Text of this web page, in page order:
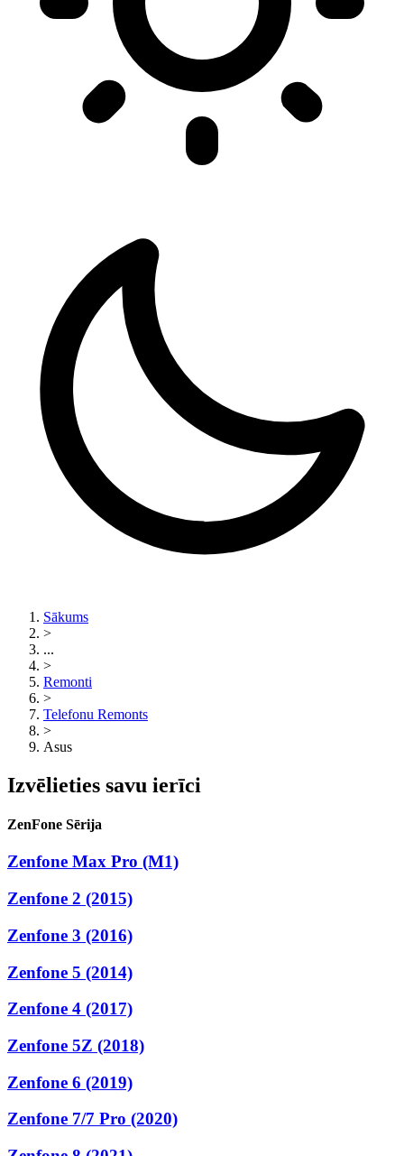
Sākums
>
...
>
Remonti
>
Telefonu Remonts
>
Asus
Izvēlieties savu ierīci
ZenFone Sērija
Zenfone Max Pro (M1)
Zenfone 2 (2015)
Zenfone 3 (2016)
Zenfone 5 (2014)
Zenfone 4 (2017)
Zenfone 5Z (2018)
Zenfone 6 (2019)
Zenfone 7/7 Pro (2020)